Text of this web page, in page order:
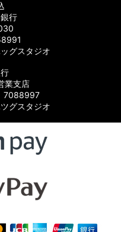
行
グスタジオ
業支店
7088997
グスタジオ